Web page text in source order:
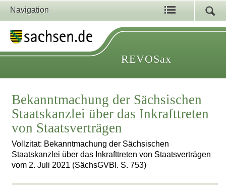
Navigation
REVOSax
Bekanntmachung der Sächsischen
Staatskanzlei über das Inkrafttreten
von Staatsverträgen
Vollzitat: Bekanntmachung der Sächsischen
Staatskanzlei über das Inkrafttreten von Staatsverträgen
vom 2. Juli 2021 (SächsGVBl. S. 753)